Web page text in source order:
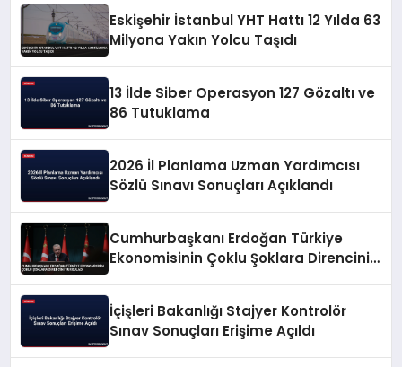
Eskişehir İstanbul YHT Hattı 12 Yılda 63
Milyona Yakın Yolcu Taşıdı
13 İlde Siber Operasyon 127 Gözaltı ve
86 Tutuklama
2026 İl Planlama Uzman Yardımcısı
Sözlü Sınavı Sonuçları Açıklandı
Cumhurbaşkanı Erdoğan Türkiye
Ekonomisinin Çoklu Şoklara Direncini
İçişleri Bakanlığı Stajyer Kontrolör
Sınav Sonuçları Erişime Açıldı